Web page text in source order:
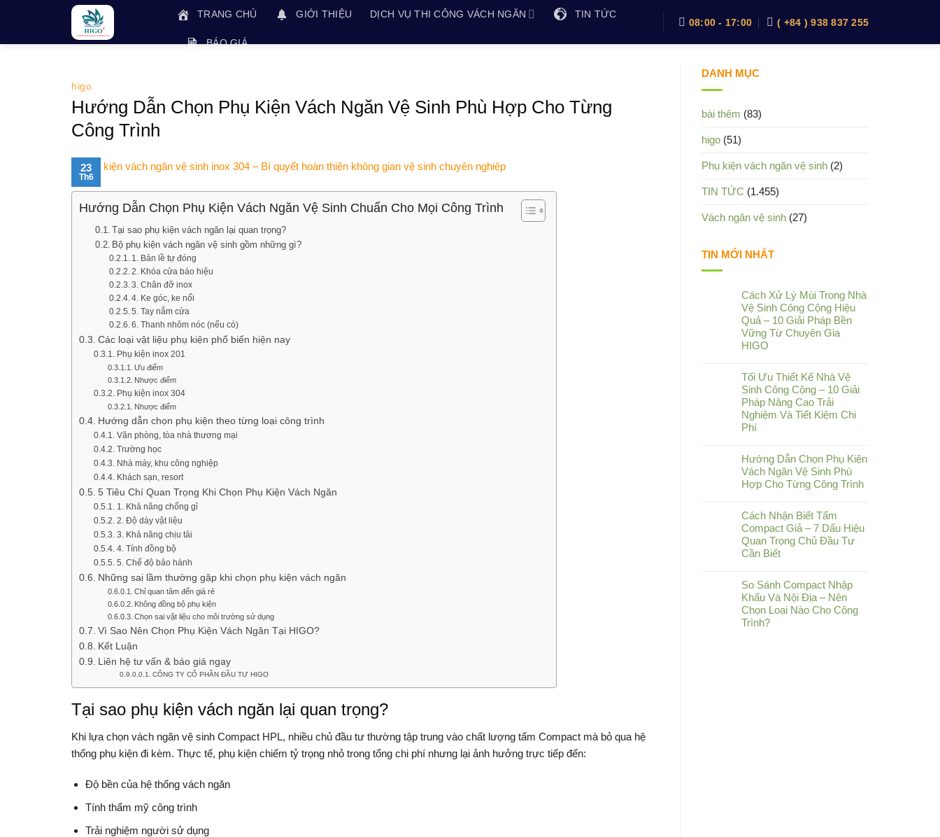
TRANG CHỦ GIỚI THIỆU DỊCH VỤ THI CÔNG VÁCH NGĂN TIN TỨC
BÁO GIÁ
08:00 - 17:00 ( +84 ) 938 837 255
higo
Hướng Dẫn Chọn Phụ Kiện Vách Ngăn Vệ Sinh Phù Hợp Cho Từng
Công Trình
23
Th6
Hướng Dẫn Chọn Phụ Kiện Vách Ngăn Vệ Sinh Chuẩn Cho Mọi Công Trình
Tại sao phụ kiện vách ngăn lại quan trọng?
Bộ phụ kiện vách ngăn vệ sinh gồm những gì?
1. Bản lề tự đóng
2. Khóa cửa báo hiệu
3. Chân đỡ inox
4. Ke góc, ke nối
5. Tay nắm cửa
6. Thanh nhôm nóc (nếu có)
Các loại vật liệu phụ kiện phổ biến hiện nay
Phụ kiện inox 201
Ưu điểm
Nhược điểm
Phụ kiện inox 304
Nhược điểm
Hướng dẫn chọn phụ kiện theo từng loại công trình
Văn phòng, tòa nhà thương mại
Trường học
Nhà máy, khu công nghiệp
Khách sạn, resort
5 Tiêu Chí Quan Trọng Khi Chọn Phụ Kiện Vách Ngăn
1. Khả năng chống gỉ
2. Độ dày vật liệu
3. Khả năng chịu tải
4. Tính đồng bộ
5. Chế độ bảo hành
Những sai lầm thường gặp khi chọn phụ kiện vách ngăn
Chỉ quan tâm đến giá rẻ
Không đồng bộ phụ kiện
Chọn sai vật liệu cho môi trường sử dụng
Vì Sao Nên Chọn Phụ Kiện Vách Ngăn Tại HIGO?
Kết Luận
Liên hệ tư vấn & báo giá ngay
CÔNG TY CỔ PHẦN ĐẦU TƯ HIGO
Tại sao phụ kiện vách ngăn lại quan trọng?
Khi lựa chọn vách ngăn vệ sinh Compact HPL, nhiều chủ đầu tư thường tập trung vào chất lượng tấm Compact mà bỏ qua hệ
thống phụ kiện đi kèm. Thực tế, phụ kiện chiếm tỷ trọng nhỏ trong tổng chi phí nhưng lại ảnh hưởng trực tiếp đến:
Độ bền của hệ thống vách ngăn
Tính thẩm mỹ công trình
Trải nghiệm người sử dụng
DANH MỤC
bài thêm (83)
higo (51)
Phụ kiện vách ngăn vệ sinh (2)
TIN TỨC (1.455)
Vách ngăn vệ sinh (27)
TIN MỚI NHẤT
Cách Xử Lý Mùi Trong Nhà
Vệ Sinh Công Cộng Hiệu
Quả – 10 Giải Pháp Bền
Vững Từ Chuyên Gia
HIGO
Tối Ưu Thiết Kế Nhà Vệ
Sinh Công Cộng – 10 Giải
Pháp Nâng Cao Trải
Nghiệm Và Tiết Kiệm Chi
Phí
Hướng Dẫn Chọn Phụ Kiện
Vách Ngăn Vệ Sinh Phù
Hợp Cho Từng Công Trình
Cách Nhận Biết Tấm
Compact Giả – 7 Dấu Hiệu
Quan Trọng Chủ Đầu Tư
Cần Biết
So Sánh Compact Nhập
Khẩu Và Nội Địa – Nên
Chọn Loại Nào Cho Công
Trình?